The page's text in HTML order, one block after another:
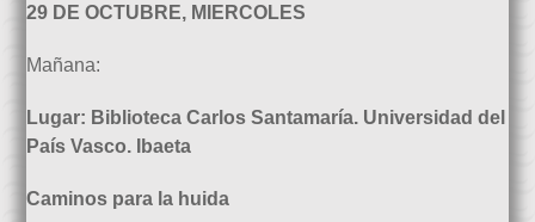
29 DE OCTUBRE, MIERCOLES
Mañana:
Lugar: Biblioteca Carlos Santamaría. Universidad del
País Vasco. Ibaeta
Caminos para la huida